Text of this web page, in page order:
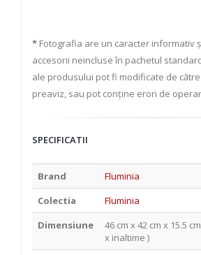
* Fotografia are un caracter informativ
accesorii neincluse în pachetul
ale produsului pot fi modificate de
preaviz, sau pot conține erori de
SPECIFICATII
Brand
Fluminia
Colectia
Fluminia
Dimensiune
46 cm x 42 cm x 15.5
x inaltime )